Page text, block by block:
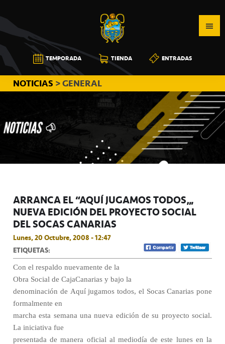
a
la
navegación
principal
al
contenido
principal
a
la
barra
lateral
principal
CB
CANARIAS
TEMPORADA TIENDA ENTRADAS
NOTICIAS > GENERAL
ARRANCA EL “AQUÍ JUGAMOS TODOS”,
NUEVA EDICIÓN DEL PROYECTO SOCIAL
DEL SOCAS CANARIAS
Lunes, 20 Octubre, 2008 - 12:47
ETIQUETAS:
Con el respaldo nuevamente de la
Obra Social de CajaCanarias y bajo la
denominación de Aquí jugamos todos, el Socas Canarias pone
formalmente en
marcha esta semana una nueva edición de su proyecto social.
La iniciativa fue
presentada de manera oficial al mediodía de este lunes en la